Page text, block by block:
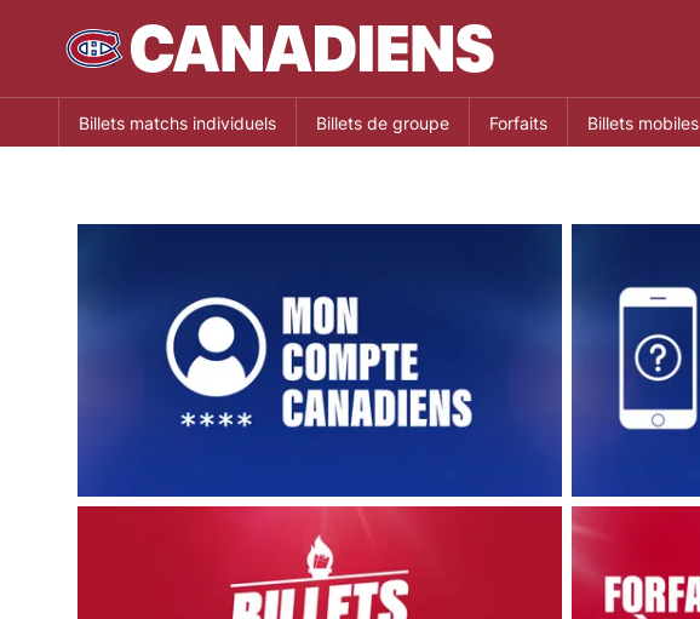
Billets matchs individuels Billets de groupe Forfaits Billets mobiles